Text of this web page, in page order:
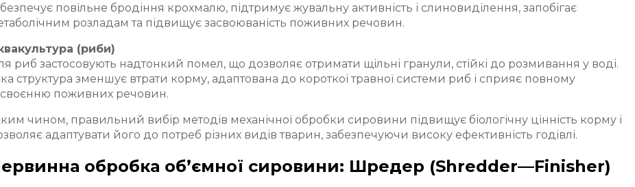
повільне бродіння крохмалю, підтримує жувальну активність і слиновиділення, запобігає
розладам та підвищує засвоюваність поживних речовин.
(риби)
риб застосовують надтонкий помел, що дозволяє отримати щільні гранули, стійкі до розмивання у воді.
структура зменшує втрати корму, адаптована до короткої травної системи риб і сприяє повному
поживних речовин.
чином, правильний вибір методів механічної обробки сировини підвищує біологічну цінність корму і
адаптувати його до потреб різних видів тварин, забезпечуючи високу ефективність годівлі.
обробка об’ємної сировини: Шредер (Shredder—Finisher)